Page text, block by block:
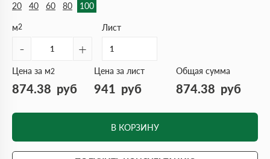
20
40 60 80 100
м2
- +
Лист
Цена за м2
874.38 руб
Цена за лист
941 руб
Общая сумма
874.38 руб
В КОРЗИНУ